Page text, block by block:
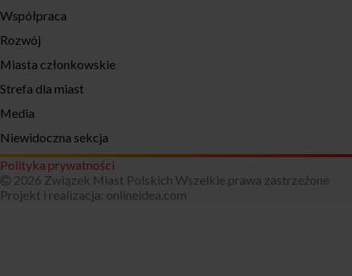
Współpraca
Rozwój
Miasta członkowskie
Strefa dla miast
Media
Niewidoczna sekcja
Polityka prywatności
2026 Związek Miast Polskich Wszelkie prawa zastrzeżone
Projekt i realizacja: onlineidea.com